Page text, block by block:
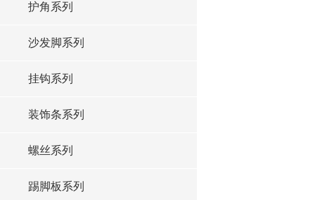
护角系列
沙发脚系列
挂钩系列
装饰条系列
螺丝系列
踢脚板系列